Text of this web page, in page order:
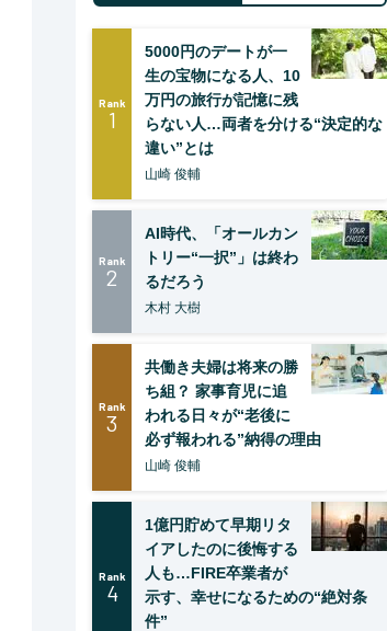
Rank
1
5000円のデートが一
生の宝物になる人、10
万円の旅行が記憶に残
らない人…両者を分ける“決定的な
違い”とは
山崎 俊輔
Rank
2
AI時代、「オールカン
トリー“一択”」は終わ
るだろう
木村 大樹
Rank
3
共働き夫婦は将来の勝
ち組？ 家事育児に追
われる日々が“老後に
必ず報われる”納得の理由
山崎 俊輔
Rank
4
1億円貯めて早期リタ
イアしたのに後悔する
人も…FIRE卒業者が
示す、幸せになるための“絶対条
件”